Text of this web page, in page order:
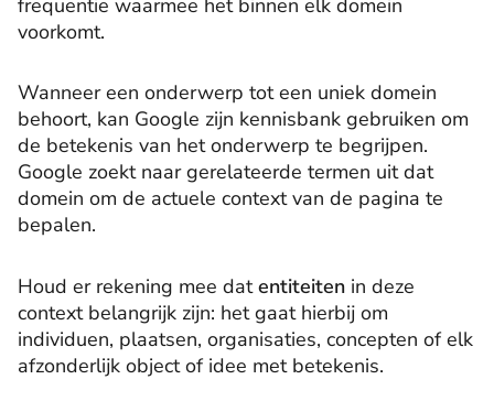
frequentie waarmee het binnen elk domein
voorkomt.
Wanneer een onderwerp tot een uniek domein
behoort, kan Google zijn kennisbank gebruiken om
de betekenis van het onderwerp te begrijpen.
Google zoekt naar gerelateerde termen uit dat
domein om de actuele context van de pagina te
bepalen.
Houd er rekening mee datentiteiten in deze
context belangrijk zijn: het gaat hierbij om
individuen, plaatsen, organisaties, concepten of elk
afzonderlijk object of idee met betekenis.